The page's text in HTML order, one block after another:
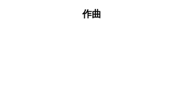
作曲